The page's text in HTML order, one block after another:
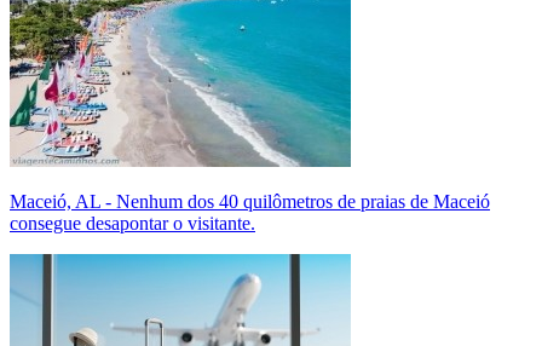
Maceió, AL - Nenhum dos 40 quilômetros de praias de Maceió
consegue desapontar o visitante.